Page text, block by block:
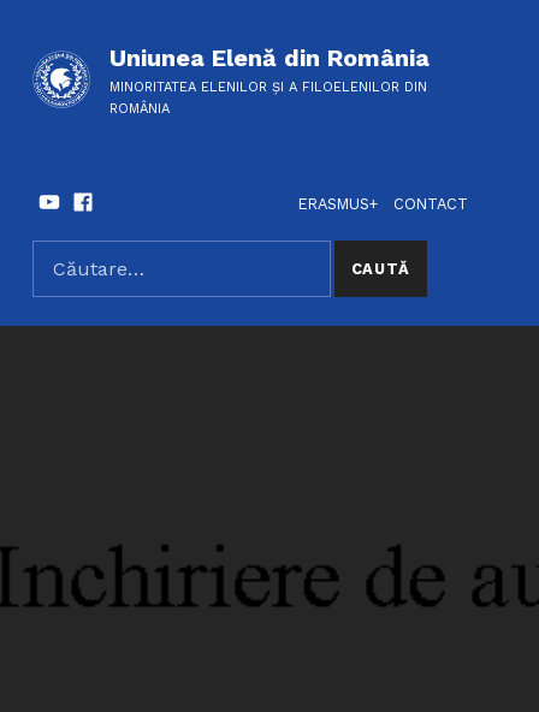
Uniunea Elenă din România
MINORITATEA ELENILOR ȘI A FILOELENILOR DIN
ROMÂNIA
SOCIAL LINKS
YoutubeFacebook
ERASMUS+
CONTACT
SEARCH THE SITE
Caută după: